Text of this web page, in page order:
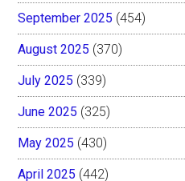
September 2025 (454)
August 2025 (370)
July 2025 (339)
June 2025 (325)
May 2025 (430)
April 2025 (442)